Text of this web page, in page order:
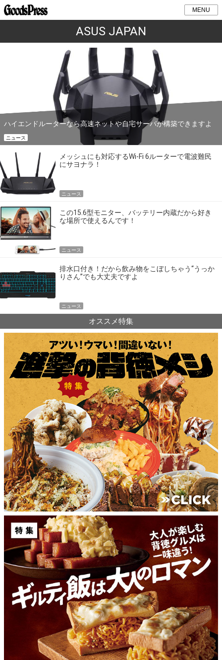
MENU
ASUS JAPAN
ハイエンドルーターなら高速ネットや自宅サーバが構築できますよ
ニュース
メッシュにも対応するWi-Fi 6ルーターで電波難民
にサヨナラ！
ニュース
この15.6型モニター、バッテリー内蔵だから好き
な場所で使えるんです！
ニュース
排水口付き！だから飲み物をこぼしちゃう“うっか
りさん”でも大丈夫ですよ
ニュース
オススメ特集